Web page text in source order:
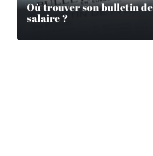
Où trouver son bulletin de
salaire ?